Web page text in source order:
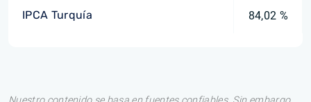
IPCA Turquía 84,02 %